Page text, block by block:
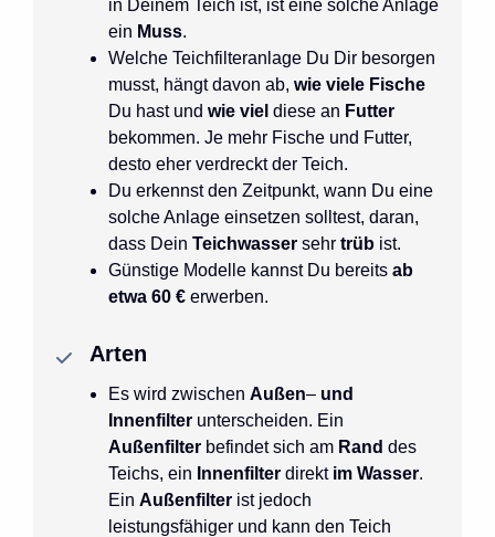
in Deinem Teich ist, ist eine solche Anlage
ein Muss.
Welche Teichfilteranlage Du Dir besorgen
musst, hängt davon ab, wie viele Fische
Du hast und wie viel diese an Futter
bekommen. Je mehr Fische und Futter,
desto eher verdreckt der Teich.
Du erkennst den Zeitpunkt, wann Du eine
solche Anlage einsetzen solltest, daran,
dass Dein Teichwasser sehr trüb ist.
Günstige Modelle kannst Du bereits ab
etwa 60 € erwerben.
Arten
Es wird zwischen Außen– und
Innenfilter unterscheiden. Ein
Außenfilter befindet sich am Rand des
Teichs, ein Innenfilter direkt im Wasser.
Ein Außenfilter ist jedoch
leistungsfähiger und kann den Teich